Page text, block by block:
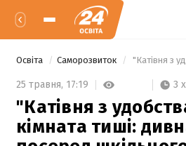
Освіта Саморозвиток
25 травня, 17:19 3
"Катівня з
кімната тиші: